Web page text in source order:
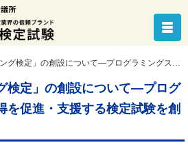
設について―プログラミングスキルの習得を促進・支援する検定試験を創設―
検定」の創設について―プログ
を促進・支援する検定試験を創